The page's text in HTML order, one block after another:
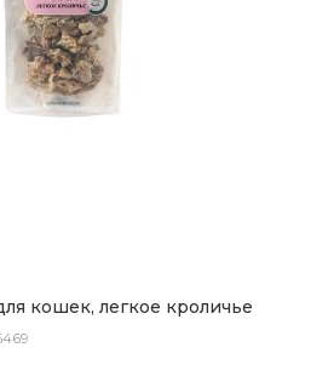
кошек, легкое кроличье